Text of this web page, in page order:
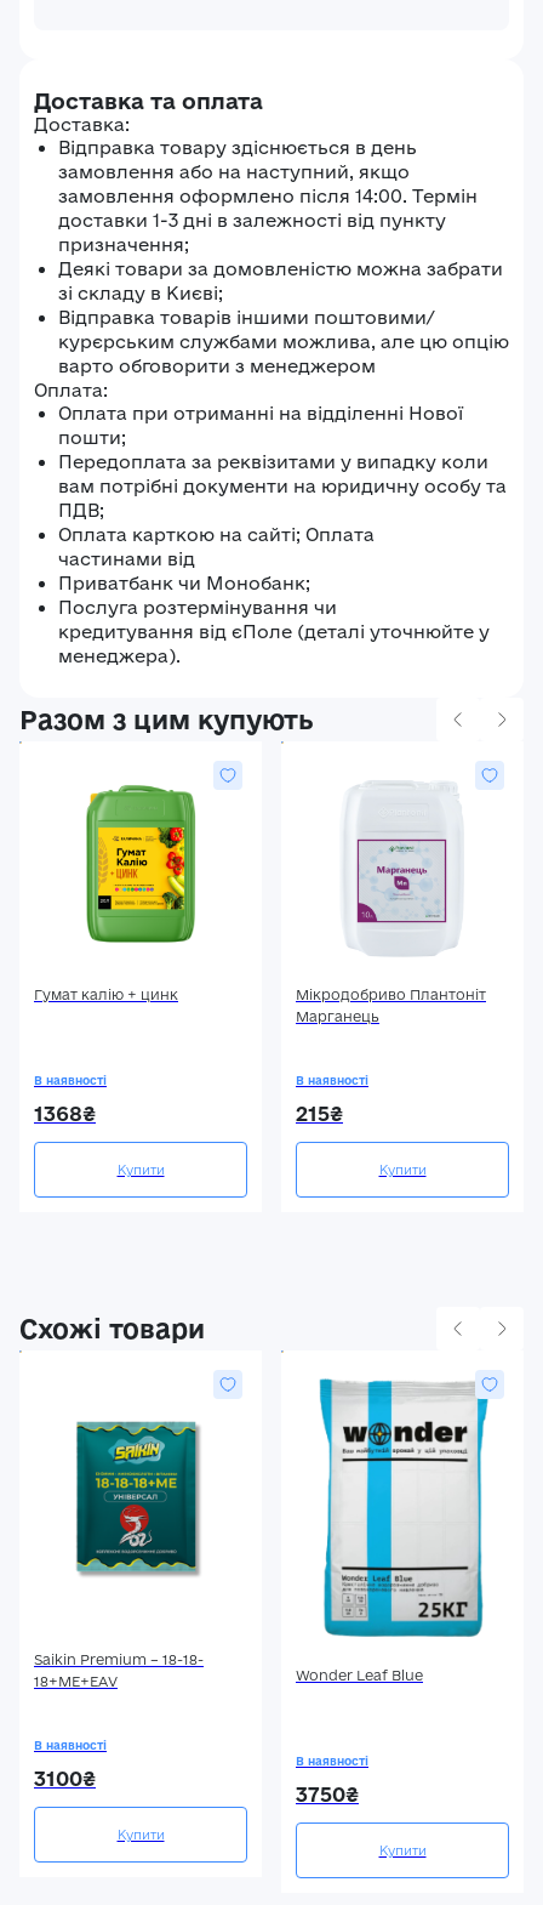
Доставка та оплата
Доставка:
Відправка товару здіснюється в день
замовлення або на наступний, якщо
замовлення оформлено після 14:00. Термін
доставки 1-3 дні в залежності від пункту
призначення;
Деякі товари за домовленістю можна забрати
зі складу в Києві;
Відправка товарів іншими поштовими/
курєрським службами можлива, але цю опцію
варто обговорити з менеджером
Оплата:
Оплата при отриманні на відділенні Нової
пошти;
Передоплата за реквізитами у випадку коли
вам потрібні документи на юридичну особу та
ПДВ;
Оплата карткою на сайті; Оплата
частинами від
Приватбанк чи Монобанк;
Послуга розтермінування чи
кредитування від єПоле (деталі уточнюйте у
менеджера).
Разом з цим купують
Гумат калію + цинк
В наявності
1368₴
Купити
Мікродобриво Плантоніт
Марганець
В наявності
215₴
Купити
Схожі товари
Saikin Premium – 18-18-
18+МЕ+ЕАV
В наявності
3100₴
Купити
Wonder Leaf Blue
В наявності
3750₴
Купити